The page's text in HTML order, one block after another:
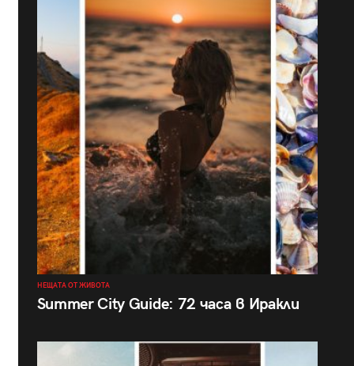
НЕЩАТА ОТ ЖИВОТА
Summer City Guide: 72 часа в Иракли